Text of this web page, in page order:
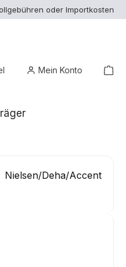
oder Importkosten
Du hast 0 Produkte auf dem
Mein Konto
Nielsen/Deha/Accent